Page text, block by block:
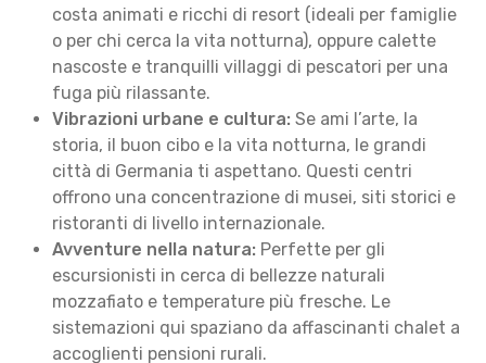
costa animati e ricchi di resort (ideali per famiglie
o per chi cerca la vita notturna), oppure calette
nascoste e tranquilli villaggi di pescatori per una
fuga più rilassante.
Vibrazioni urbane e cultura: Se ami l’arte, la
storia, il buon cibo e la vita notturna, le grandi
città di Germania ti aspettano. Questi centri
offrono una concentrazione di musei, siti storici e
ristoranti di livello internazionale.
Avventure nella natura: Perfette per gli
escursionisti in cerca di bellezze naturali
mozzafiato e temperature più fresche. Le
sistemazioni qui spaziano da affascinanti chalet a
accoglienti pensioni rurali.